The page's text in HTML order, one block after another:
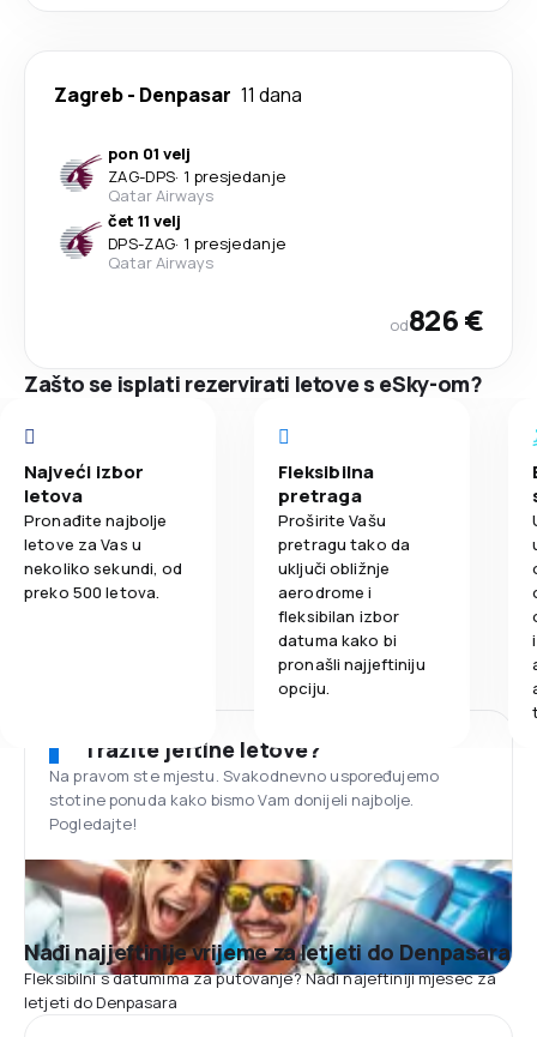
Zagreb- Denpasar 11 dana
pon 01 velj
ZAG-DPS· 1 presjedanje
Qatar Airways
čet 11 velj
DPS-ZAG· 1 presjedanje
Qatar Airways
od826 €
Zašto se isplati rezervirati letove s eSky-om?
Najveći izbor
letova
Pronađite najbolje
letove za Vas u
nekoliko sekundi, od
preko 500 letova.
Fleksibilna
pretraga
Proširite Vašu
pretragu tako da
uključi obližnje
aerodrome i
fleksibilan izbor
datuma kako bi
pronašli najjeftiniju
opciju.
Tražite jeftine letove?
Na pravom ste mjestu. Svakodnevno uspoređujemo
stotine ponuda kako bismo Vam donijeli najbolje.
Pogledajte!
Nađi najjeftinije vrijeme za letjeti do Denpasara
Fleksibilni s datumima za putovanje? Nađi najeftiniji mjesec za
letjeti do Denpasara